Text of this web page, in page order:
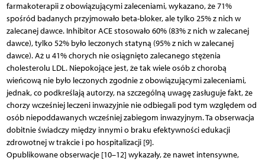
farmakoterapii z obowiązującymi zaleceniami, wykazano, że 71%
spośród badanych przyjmowało beta-bloker, ale tylko 25% z nich w
zalecanej dawce. Inhibitor ACE stosowało 60% (83% z nich w zalecanej
dawce), tylko 52% było leczonych statyną (95% z nich w zalecanej
dawce). Aż u 41% chorych nie osiągnięto zalecanego stężenia
cholesterolu LDL. Niepokojące jest, że tak wiele osób z chorobą
wieńcową nie było leczonych zgodnie z obowiązującymi zaleceniami,
jednak, co podkreślają autorzy, na szczególną uwagę zasługuje fakt, że
chorzy wcześniej leczeni inwazyjnie nie odbiegali pod tym względem od
osób niepoddawanych wcześniej zabiegom inwazyjnym. Ta obserwacja
dobitnie świadczy między innymi o braku efektywności edukacji
zdrowotnej w trakcie i po hospitalizacji [9].
Opublikowane obserwacje [10–12] wykazały, że nawet intensywne,